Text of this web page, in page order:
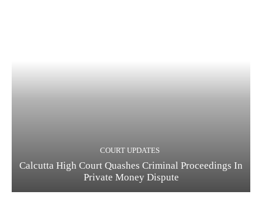
COURT UPDATES
Calcutta High Court Quashes Criminal Proceedings In
Private Money Dispute